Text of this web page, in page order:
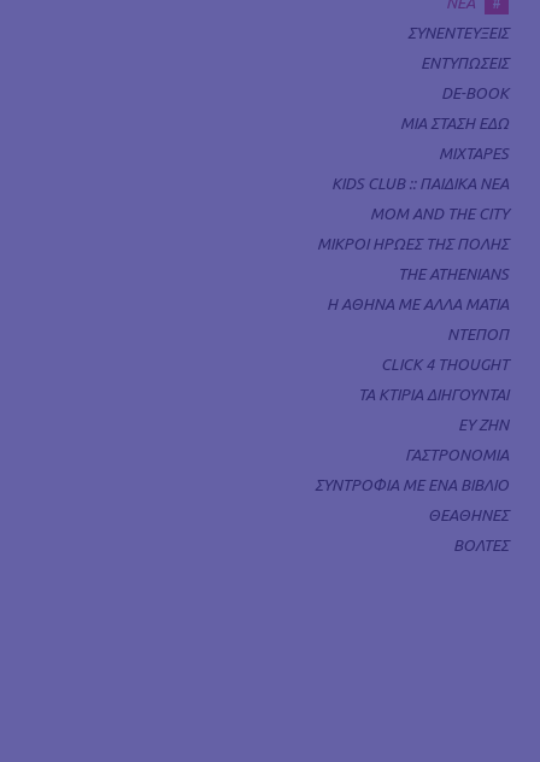
ΣΥΝΕΝΤΕΥΞΕΙΣ
ΕΝΤΥΠΩΣΕΙΣ
DE-BOOK
ΜΙΑ ΣΤΑΣΗ ΕΔΩ
MIXTAPES
KIDS CLUB :: ΠΑΙΔΙΚΑ ΝΕΑ
MOM AND THE CITY
ΜΙΚΡΟΙ ΗΡΩΕΣ ΤΗΣ ΠΟΛΗΣ
THE ATHENIANS
Η ΑΘΗΝΑ ΜΕ ΑΛΛΑ ΜΑΤΙΑ
ΝΤΕΠΟΠ
CLICK 4 THOUGHT
ΤΑ ΚΤΙΡΙΑ ΔΙΗΓΟΥΝΤΑΙ
ΕΥ ΖΗΝ
ΓΑΣΤΡΟΝΟΜΙΑ
ΣΥΝΤΡΟΦΙΑ ΜΕ ΕΝΑ ΒΙΒΛΙΟ
ΘΕΑΘΗΝΕΣ
ΒΟΛΤΕΣ